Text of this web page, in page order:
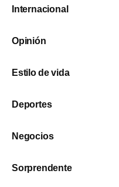
Internacional
Opinión
Estilo de vida
Deportes
Negocios
Sorprendente